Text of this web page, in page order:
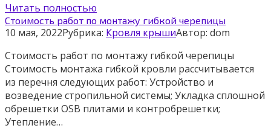
Читать полностью
Стоимость работ по монтажу гибкой черепицы
10 мая, 2022Рубрика: Кровля крышиАвтор: dom
Стоимость работ по монтажу гибкой черепицы
Стоимость монтажа гибкой кровли рассчитывается
из перечня следующих работ: Устройство и
возведение стропильной системы; Укладка сплошной
обрешетки OSB плитами и контробрешетки;
Утепление…